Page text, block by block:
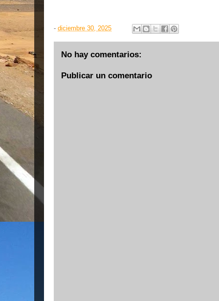
- diciembre 30, 2025
No hay comentarios:
Publicar un comentario